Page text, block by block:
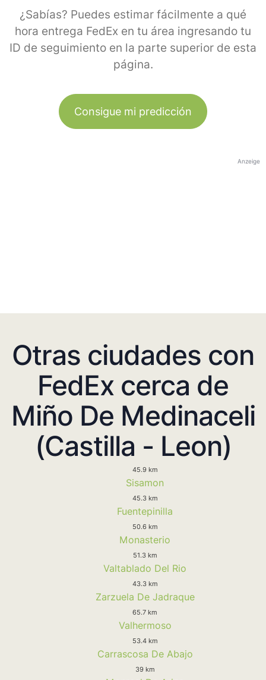
¿Sabías? Puedes estimar fácilmente a qué
hora entrega FedEx en tu área ingresando tu
ID de seguimiento en la parte superior de esta
página.
Consigue mi predicción
Anzeige
Otras ciudades con
FedEx cerca de
Miño De Medinaceli
(Castilla - Leon)
45.9 km
Sisamon
45.3 km
Fuentepinilla
50.6 km
Monasterio
51.3 km
Valtablado Del Rio
43.3 km
Zarzuela De Jadraque
65.7 km
Valhermoso
53.4 km
Carrascosa De Abajo
39 km